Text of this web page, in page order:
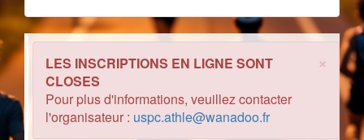
×
LES INSCRIPTIONS EN LIGNE SONT
CLOSES
Pour plus d'informations, veuillez contacter
l'organisateur : uspc.athle@wanadoo.fr